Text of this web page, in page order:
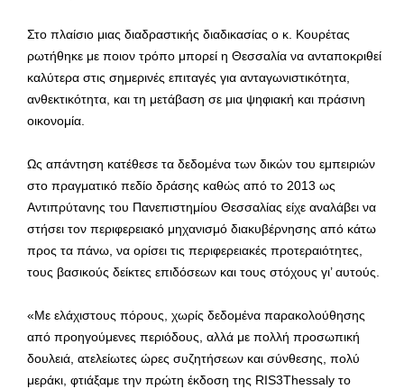
Στο πλαίσιο μιας διαδραστικής διαδικασίας ο κ. Κουρέτας
ρωτήθηκε με ποιον τρόπο μπορεί η Θεσσαλία να ανταποκριθεί
καλύτερα στις σημερινές επιταγές για ανταγωνιστικότητα,
ανθεκτικότητα, και τη μετάβαση σε μια ψηφιακή και πράσινη
οικονομία.
Ως απάντηση κατέθεσε τα δεδομένα των δικών του εμπειριών
στο πραγματικό πεδίο δράσης καθώς από το 2013 ως
Αντιπρύτανης του Πανεπιστημίου Θεσσαλίας είχε αναλάβει να
στήσει τον περιφερειακό μηχανισμό διακυβέρνησης από κάτω
προς τα πάνω, να ορίσει τις περιφερειακές προτεραιότητες,
τους βασικούς δείκτες επιδόσεων και τους στόχους γι’ αυτούς.
«Με ελάχιστους πόρους, χωρίς δεδομένα παρακολούθησης
από προηγούμενες περιόδους, αλλά με πολλή προσωπική
δουλειά, ατελείωτες ώρες συζητήσεων και σύνθεσης, πολύ
μεράκι, φτιάξαμε την πρώτη έκδοση της RIS3Thessaly το